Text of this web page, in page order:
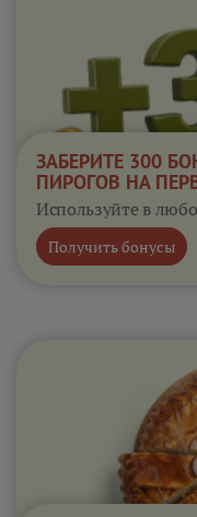
ЗАБЕРИТЕ 300
ПИРОГОВ НА
Используйте в
Получить бонусы